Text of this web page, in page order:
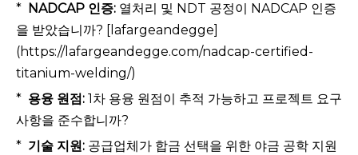
* NADCAP 인증: 열처리 및 NDT 공정이 NADCAP 인증
을 받았습니까? [lafargeandegge]
(https://lafargeandegge.com/nadcap-certified-
titanium-welding/)
* 용융 원점: 1차 용융 원점이 추적 가능하고 프로젝트 요구
사항을 준수합니까?
* 기술 지원: 공급업체가 합금 선택을 위한 야금 공학 지원